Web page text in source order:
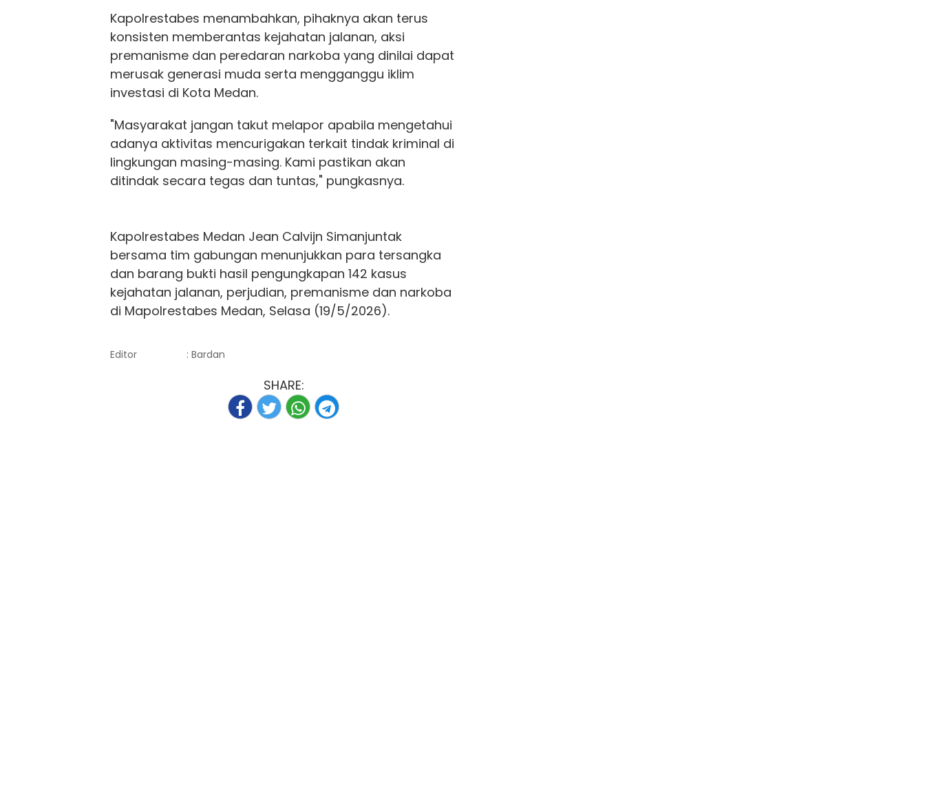
Kapolrestabes menambahkan, pihaknya akan terus
konsisten memberantas kejahatan jalanan, aksi
premanisme dan peredaran narkoba yang dinilai dapat
merusak generasi muda serta mengganggu iklim
investasi di Kota Medan.
"Masyarakat jangan takut melapor apabila mengetahui
adanya aktivitas mencurigakan terkait tindak kriminal di
lingkungan masing-masing. Kami pastikan akan
ditindak secara tegas dan tuntas," pungkasnya.
Kapolrestabes Medan Jean Calvijn Simanjuntak
bersama tim gabungan menunjukkan para tersangka
dan barang bukti hasil pengungkapan 142 kasus
kejahatan jalanan, perjudian, premanisme dan narkoba
di Mapolrestabes Medan, Selasa (19/5/2026).
Editor : Bardan
SHARE: